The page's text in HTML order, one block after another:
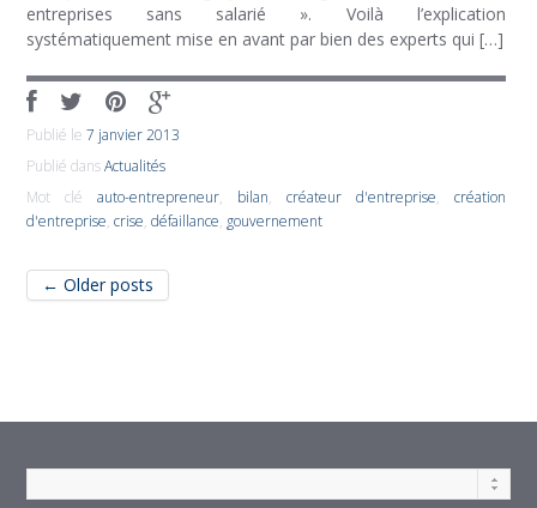
entreprises sans salarié ». Voilà l’explication
systématiquement mise en avant par bien des experts qui […]
Publié le7 janvier 2013
Publié dansActualités
Mot cléauto-entrepreneur, bilan, créateur d'entreprise, création
d'entreprise,crise,défaillance, gouvernement
Post navigation
← Older posts